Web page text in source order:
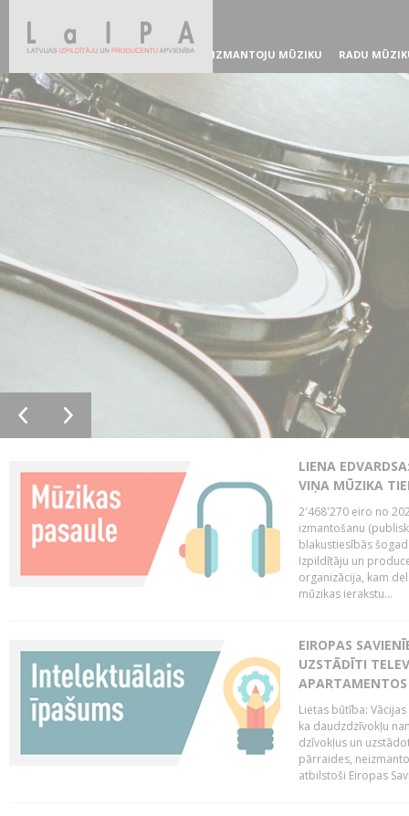
IZMANTOJU MŪZIKU RADU
LIENA
VIŅA MŪZIKA
2'468'270 eiro no
izmantošanu
blakustiesībās
Izpildītāju un
organizācija, kam
mūzikas ierakstu...
EIROPAS
UZSTĀDĪTI
Lietas būtība:
ka daudzdzīvokļu
dzīvokļus un
pārraides,
atbilstoši Eiropas